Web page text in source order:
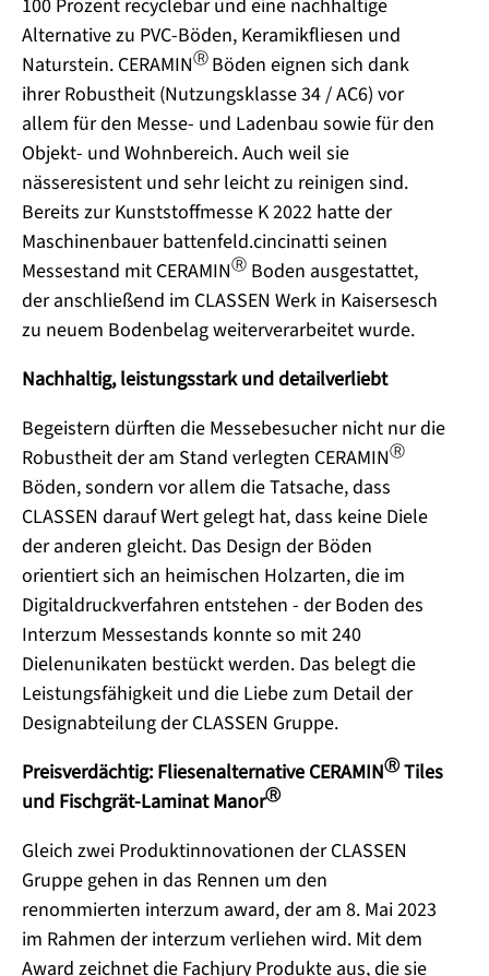
100 Prozent recyclebar und eine nachhaltige
Alternative zu PVC-Böden, Keramikfliesen und
Naturstein. CERAMINⓇ Böden eignen sich dank
ihrer Robustheit (Nutzungsklasse 34 / AC6) vor
allem für den Messe- und Ladenbau sowie für den
Objekt- und Wohnbereich. Auch weil sie
nässeresistent und sehr leicht zu reinigen sind.
Bereits zur Kunststoffmesse K 2022 hatte der
Maschinenbauer battenfeld.cincinatti seinen
Messestand mit CERAMINⓇ Boden ausgestattet,
der anschließend im CLASSEN Werk in Kaisersesch
zu neuem Bodenbelag weiterverarbeitet wurde.
Nachhaltig, leistungsstark und detailverliebt
Begeistern dürften die Messebesucher nicht nur die
Robustheit der am Stand verlegten CERAMINⓇ
Böden, sondern vor allem die Tatsache, dass
CLASSEN darauf Wert gelegt hat, dass keine Diele
der anderen gleicht. Das Design der Böden
orientiert sich an heimischen Holzarten, die im
Digitaldruckverfahren entstehen - der Boden des
Interzum Messestands konnte so mit 240
Dielenunikaten bestückt werden. Das belegt die
Leistungsfähigkeit und die Liebe zum Detail der
Designabteilung der CLASSEN Gruppe.
Preisverdächtig: Fliesenalternative CERAMINⓇTiles
und Fischgrät-Laminat ManorⓇ
Gleich zwei Produktinnovationen der CLASSEN
Gruppe gehen in das Rennen um den
renommierten interzum award, der am 8. Mai 2023
im Rahmen der interzum verliehen wird. Mit dem
Award zeichnet die Fachjury Produkte aus, die sie